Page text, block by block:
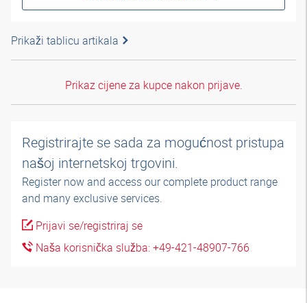
Prikaži tablicu artikala
Prikaz cijene za kupce nakon prijave.
Registrirajte se sada za mogućnost pristupa
našoj internetskoj trgovini.
Register now and access our complete product range
and many exclusive services.
Prijavi se/registriraj se
Naša korisnička služba: +49-421-48907-766